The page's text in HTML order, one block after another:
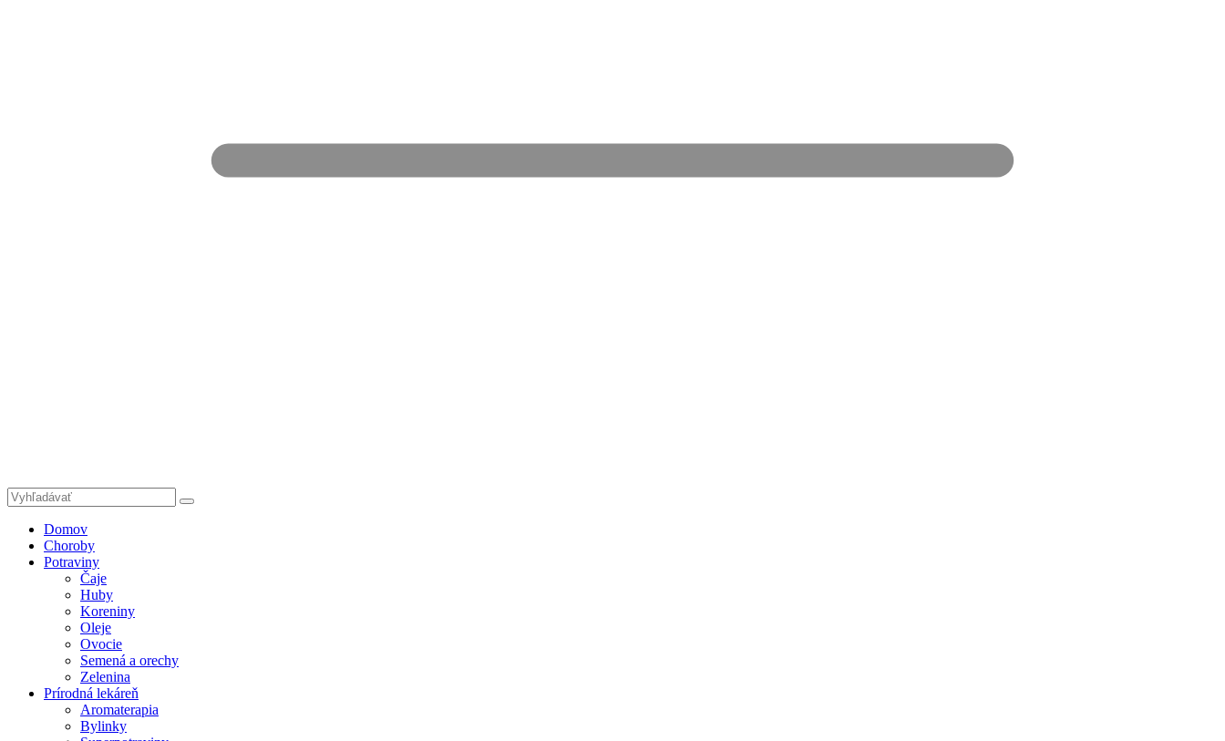
Domov
Choroby
Potraviny
Čaje
Huby
Koreniny
Oleje
Ovocie
Semená a orechy
Zelenina
Prírodná lekáreň
Aromaterapia
Bylinky